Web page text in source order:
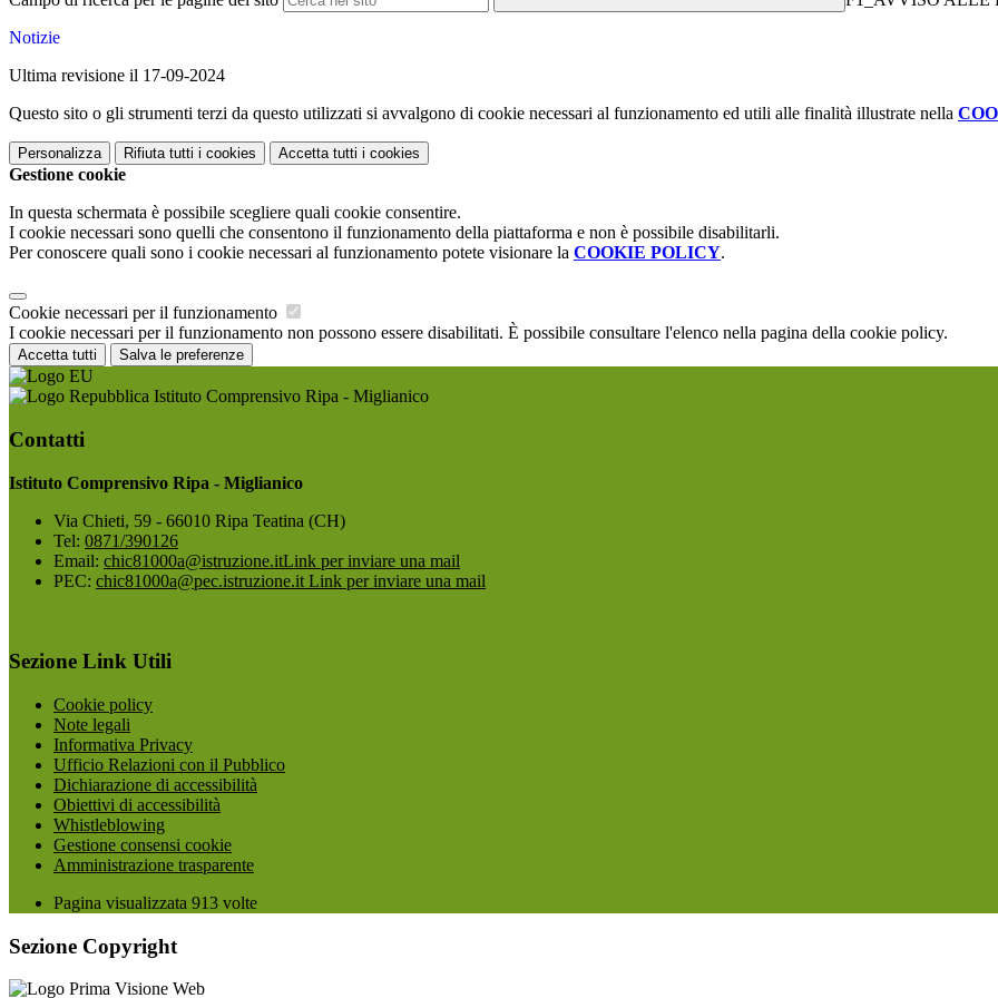
Notizie
Ultima revisione il 17-09-2024
Questo sito o gli strumenti terzi da questo utilizzati si avvalgono di cookie necessari al funzionamento ed utili alle finalità illustrate nella
Personalizza Rifiuta tutti i cookies Accetta tutti i cookies
Gestione cookie
In questa schermata è possibile scegliere quali cookie consentire.
I cookie necessari sono quelli che consentono il funzionamento della piattaforma e non è possibile disabilitarli.
Per conoscere quali sono i cookie necessari al funzionamento potete visionare la COOKIE POLICY.
Cookie necessari per il funzionamento
I cookie necessari per il funzionamento non possono essere disabilitati. È possibile consultare l'elenco nella pagina della cookie policy.
Accetta tutti Salva le preferenze
Istituto Comprensivo Ripa - Miglianico
Contatti
Istituto Comprensivo Ripa - Miglianico
Via Chieti, 59 - 66010 Ripa Teatina (CH)
Tel: 0871/390126
Email: chic81000a@istruzione.itLink per inviare una mail
PEC: chic81000a@pec.istruzione.it Link per inviare una mail
Sezione Link Utili
Cookie policy
Note legali
Informativa Privacy
Ufficio Relazioni con il Pubblico
Dichiarazione di accessibilità
Obiettivi di accessibilità
Whistleblowing
Gestione consensi cookie
Amministrazione trasparente
Pagina visualizzata 913 volte
Sezione Copyright